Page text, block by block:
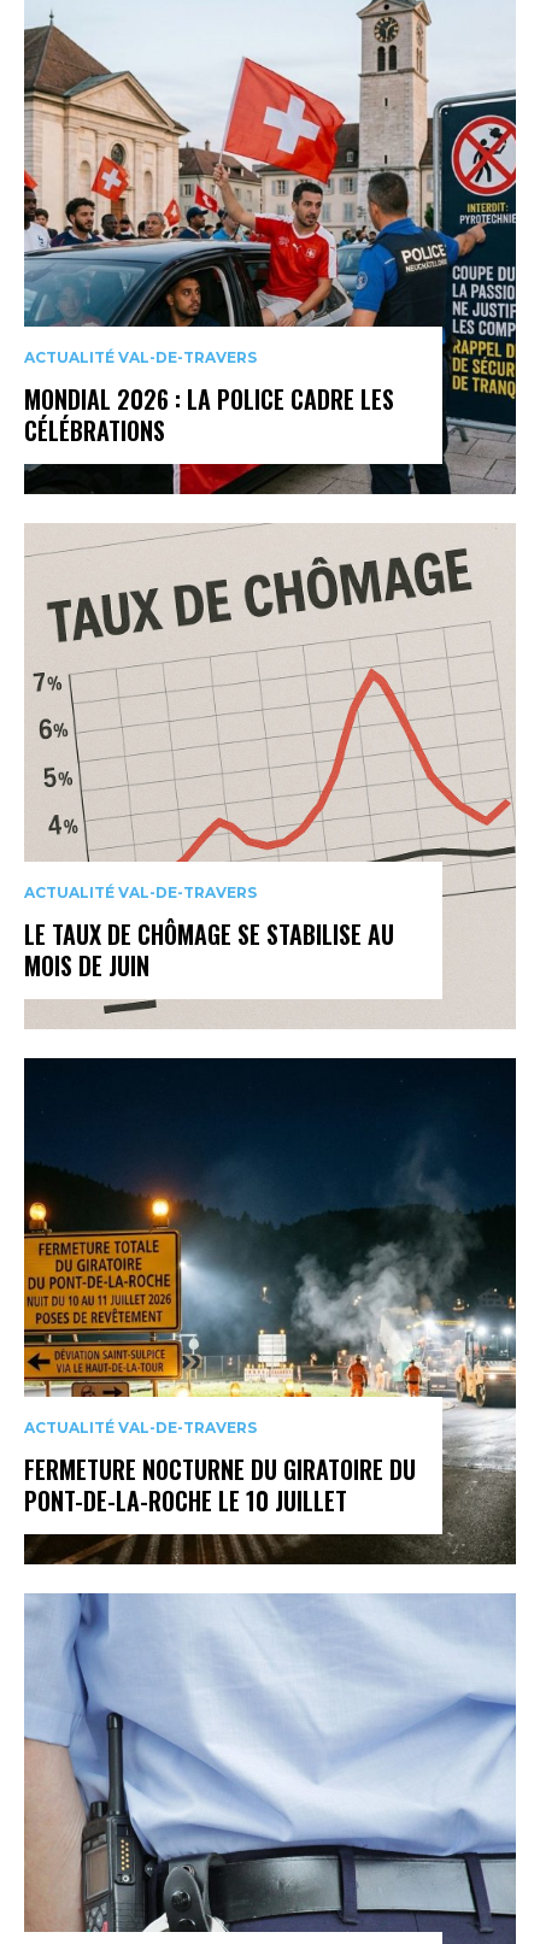
ACTUALITÉ VAL-DE-TRAVERS
MONDIAL 2026 : LA POLICE CADRE LES
CÉLÉBRATIONS
ACTUALITÉ VAL-DE-TRAVERS
LE TAUX DE CHÔMAGE SE STABILISE AU
MOIS DE JUIN
ACTUALITÉ VAL-DE-TRAVERS
FERMETURE NOCTURNE DU GIRATOIRE DU
PONT-DE-LA-ROCHE LE 10 JUILLET